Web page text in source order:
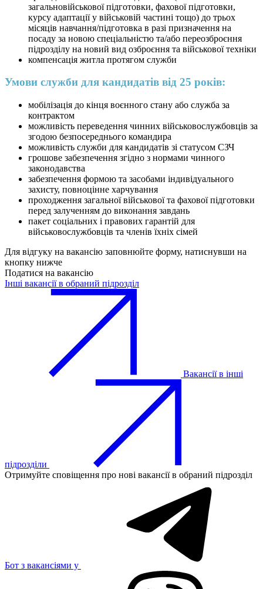
загальновійськової підготовки, фахової підготовки,
курсу адаптації у військовій частині тощо) до трьох
місяців навчання/підготовка в разі призначення на
посаду за новою спеціальністю та/або переозброєння
підрозділу на новий вид озброєння та військової техніки
компенсація житла протягом служби
Умови служби для кандидатів від 25 років:
мобілізація до кінця воєнного стану або служба за
контрактом
можливість переведення чинних військовослужбовців за
згодою безпосереднього командира
можливість служби для кандидатів зі статусом СЗЧ
грошове забезпечення згідно з нормами чинного
законодавства
забезпечення формою та засобами індивідуального
захисту, повноцінне харчування
проходження загальної військової та фахової підготовки
перед залученням до виконання завдань
пакет соціальних і правових гарантій для
військовослужбовців та членів їхніх сімей
Для відгуку на вакансію заповнюйте форму, натиснувши на
кнопку нижче
Податися на вакансію
Інші вакансії в обраний підрозділ
Вакансії в інші
підрозділи
Отримуйте сповіщення про нові вакансії в обраний підрозділ
Бот з вакансіями у